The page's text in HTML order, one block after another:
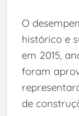
O
histórico e
em 2015,
foram
de